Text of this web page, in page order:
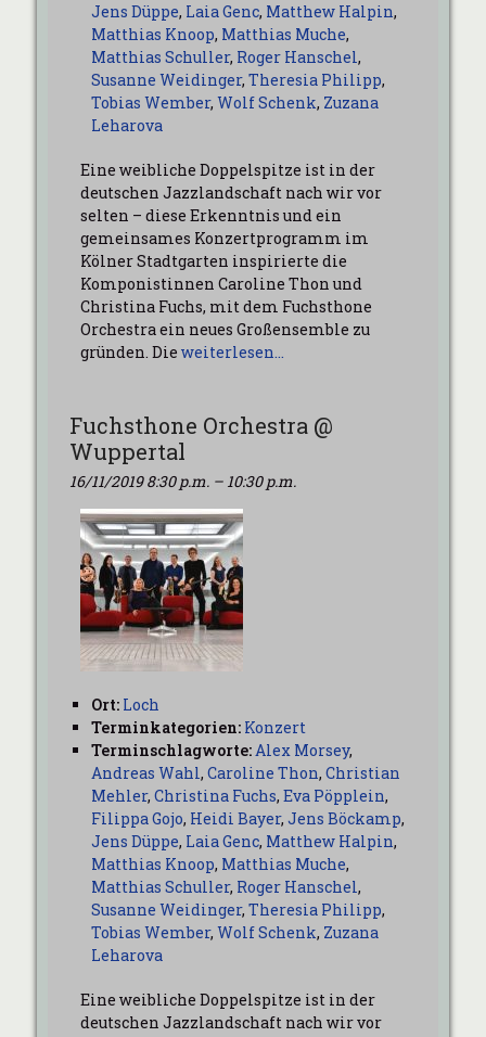
Jens Düppe, Laia Genc, Matthew Halpin,
Matthias Knoop, Matthias Muche,
Matthias Schuller, Roger Hanschel,
Susanne Weidinger, Theresia Philipp,
Tobias Wember, Wolf Schenk, Zuzana
Leharova
Eine weibliche Doppelspitze ist in der
deutschen Jazzlandschaft nach wir vor
selten – diese Erkenntnis und ein
gemeinsames Konzertprogramm im
Kölner Stadtgarten inspirierte die
Komponistinnen Caroline Thon und
Christina Fuchs, mit dem Fuchsthone
Orchestra ein neues Großensemble zu
gründen. Die weiterlesen…
Fuchsthone Orchestra @
Wuppertal
16/11/2019 8:30 p.m. – 10:30 p.m.
Ort: Loch
Terminkategorien: Konzert
Terminschlagworte:Alex Morsey,
Andreas Wahl, Caroline Thon, Christian
Mehler, Christina Fuchs, Eva Pöpplein,
Filippa Gojo, Heidi Bayer, Jens Böckamp,
Jens Düppe, Laia Genc, Matthew Halpin,
Matthias Knoop, Matthias Muche,
Matthias Schuller, Roger Hanschel,
Susanne Weidinger, Theresia Philipp,
Tobias Wember, Wolf Schenk, Zuzana
Leharova
Eine weibliche Doppelspitze ist in der
deutschen Jazzlandschaft nach wir vor